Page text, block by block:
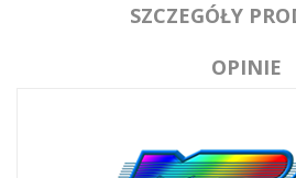
SZCZEGÓŁY
OPINIE